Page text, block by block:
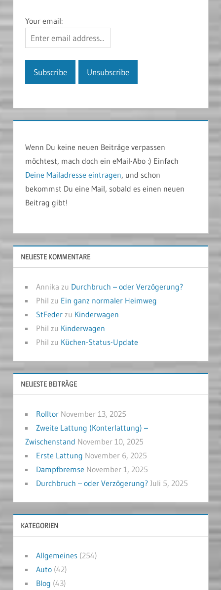
Your email:
Wenn Du keine neuen Beiträge verpassen
möchtest, mach doch ein eMail-Abo :) Einfach
Deine Mailadresse eintragen, und schon
bekommst Du eine Mail, sobald es einen neuen
Beitrag gibt!
NEUESTE KOMMENTARE
Annika zu Durchbruch – oder Verzögerung?
Phil zu Ein ganz normaler Heimweg
StFederzu Kinderwagen
Phil zu Kinderwagen
Phil zu Küchen-Status-Update
NEUESTE BEITRÄGE
Rolltor November 13, 2025
Zweite Lattung (Konterlattung) –
Zwischenstand November 10, 2025
Erste Lattung November 6, 2025
Dampfbremse November 1, 2025
Durchbruch – oder Verzögerung? Juli 5, 2025
KATEGORIEN
Allgemeines(254)
Auto(42)
Blog (43)